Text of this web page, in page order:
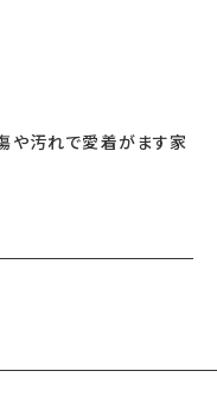
や汚れで愛着がます家